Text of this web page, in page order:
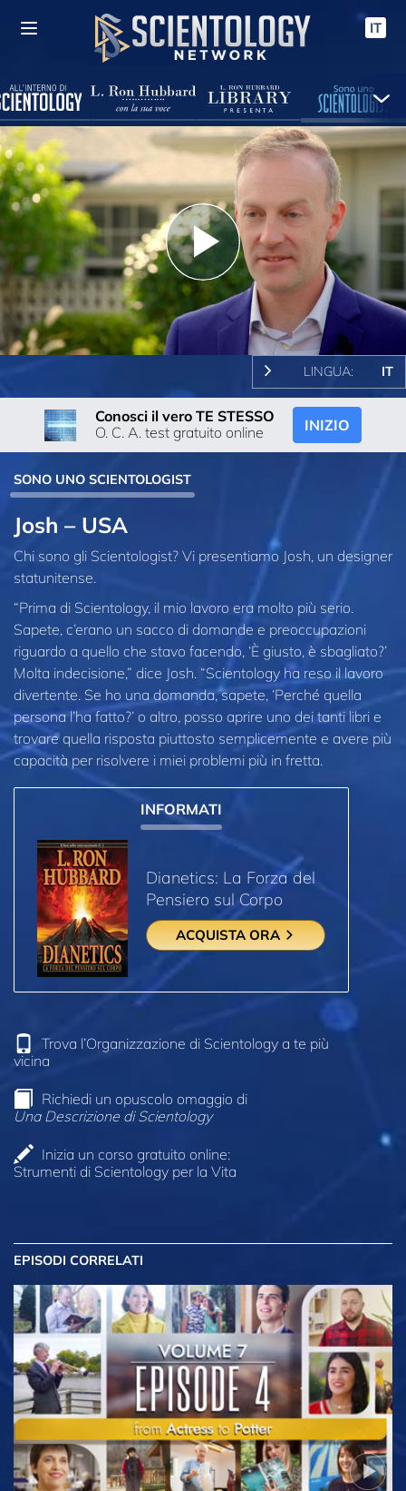
IT
Play
Video
LINGUA: IT
Conosci il vero TE STESSO
O. C. A. test gratuito online
INIZIO
SONO UNO SCIENTOLOGIST
Josh – USA
Chi sono gli Scientologist? Vi presentiamo Josh, un designer
statunitense.
“Prima di Scientology, il mio lavoro era molto più serio.
Sapete, c’erano un sacco di domande e preoccupazioni
riguardo a quello che stavo facendo, ‘È giusto, è sbagliato?’
Molta indecisione,” dice Josh. “Scientology ha reso il lavoro
divertente. Se ho una domanda, sapete, ‘Perché quella
persona l’ha fatto?’ o altro, posso aprire uno dei tanti libri e
trovare quella risposta piuttosto semplicemente e avere più
capacità per risolvere i miei problemi più in fretta.
INFORMATI
Dianetics: La Forza del
Pensiero sul Corpo
ACQUISTA ORA
Trova l’Organizzazione di Scientology a te più
vicina
Richiedi un opuscolo omaggio di
Una Descrizione di Scientology
Inizia un corso gratuito online:
Strumenti di Scientology per la Vita
EPISODI CORRELATI